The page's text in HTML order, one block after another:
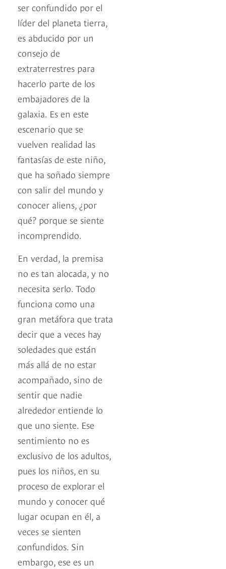
ser confundido por el
líder del planeta tierra,
es abducido por un
consejo de
extraterrestres para
hacerlo parte de los
embajadores de la
galaxia. Es en este
escenario que se
vuelven realidad las
fantasías de este niño,
que ha soñado siempre
con salir del mundo y
conocer aliens, ¿por
qué? porque se siente
incomprendido.
En verdad, la premisa
no es tan alocada, y no
necesita serlo. Todo
funciona como una
gran metáfora que trata
decir que a veces hay
soledades que están
más allá de no estar
acompañado, sino de
sentir que nadie
alrededor entiende lo
que uno siente. Ese
sentimiento no es
exclusivo de los adultos,
pues los niños, en su
proceso de explorar el
mundo y conocer qué
lugar ocupan en él, a
veces se sienten
confundidos. Sin
embargo, ese es un